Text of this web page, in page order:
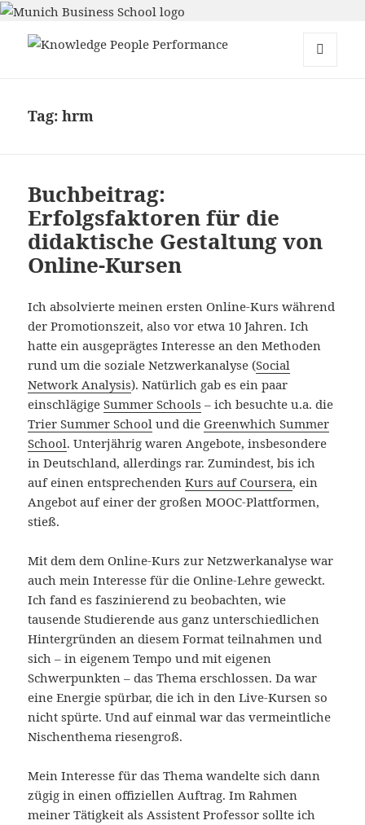
Tag:hrm
Buchbeitrag:
Erfolgsfaktoren für die
didaktische Gestaltung von
Online-Kursen
Ich absolvierte meinen ersten Online-Kurs während
der Promotionszeit, also vor etwa 10 Jahren. Ich
hatte ein ausgeprägtes Interesse an den Methoden
rund um die soziale Netzwerkanalyse (Social
Network Analysis). Natürlich gab es ein paar
einschlägigeSummer Schools – ich besuchte u.a. die
Trier Summer School und die Greenwhich Summer
School. Unterjährig waren Angebote, insbesondere
in Deutschland, allerdings rar. Zumindest, bis ich
auf einen entsprechendenKurs auf Coursera, ein
Angebot auf einer der großen MOOC-Plattformen,
stieß.
Mit dem dem Online-Kurs zur Netzwerkanalyse war
auch mein Interesse für die Online-Lehre geweckt.
Ich fand es faszinierend zu beobachten, wie
tausende Studierende aus ganz unterschiedlichen
Hintergründen an diesem Format teilnahmen und
sich – in eigenem Tempo und mit eigenen
Schwerpunkten – das Thema erschlossen. Da war
eine Energie spürbar, die ich in den Live-Kursen so
nicht spürte. Und auf einmal war das vermeintliche
Nischenthema riesengroß.
Mein Interesse für das Thema wandelte sich dann
zügig in einen offiziellen Auftrag. Im Rahmen
meiner Tätigkeit als Assistent Professor sollte ich